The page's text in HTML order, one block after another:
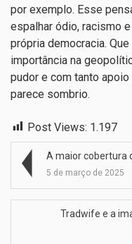
por exemplo. Esse
espalhar ódio, racismo
própria democracia.
importância na
pudor e com tanto
parece sombrio.
Post Views: 1.197
A maior cobertura
5 de março de 2025
Tradwife e a